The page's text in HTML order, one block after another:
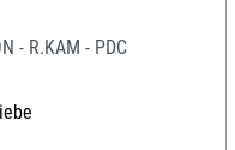
- R.KAM - PDC